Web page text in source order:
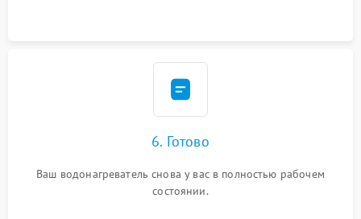
6. Готово
Ваш водонагреватель снова у вас в полностью рабочем
состоянии.